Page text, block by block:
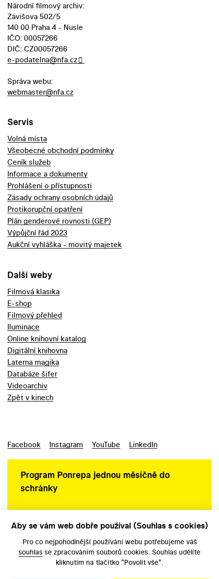
Národní filmový archiv:
Závišova 502/5
140 00 Praha 4 - Nusle
IČO: 00057266
DIČ: CZ00057266
e-podatelna@nfa.cz
Správa webu:
webmaster@nfa.cz
Servis
Volná místa
Všeobecné obchodní podmínky
Ceník služeb
Informace a dokumenty
Prohlášení o přístupnosti
Zásady ochrany osobních údajů
Protikorupční opatření
Plán genderové rovnosti (GEP)
Výpůjční řád 2023
Aukční vyhláška - movitý majetek
Další weby
Filmová klasika
E-shop
Filmový přehled
Iluminace
Online knihovní katalog
Digitální knihovna
Laterna magika
Databáze šifer
Videoarchiv
Zpět v kinech
Facebook Instagram YouTube LinkedIn
Program Ponrepa jednou měsíčně do
schránky
Aby se vám web dobře používal (Souhlas s cookies)
Pro co nejpohodlnější používání webu potřebujeme váš
souhlas se zpracováním souborů cookies. Souhlas udělíte
kliknutím na tlačítko "Povolit vše".